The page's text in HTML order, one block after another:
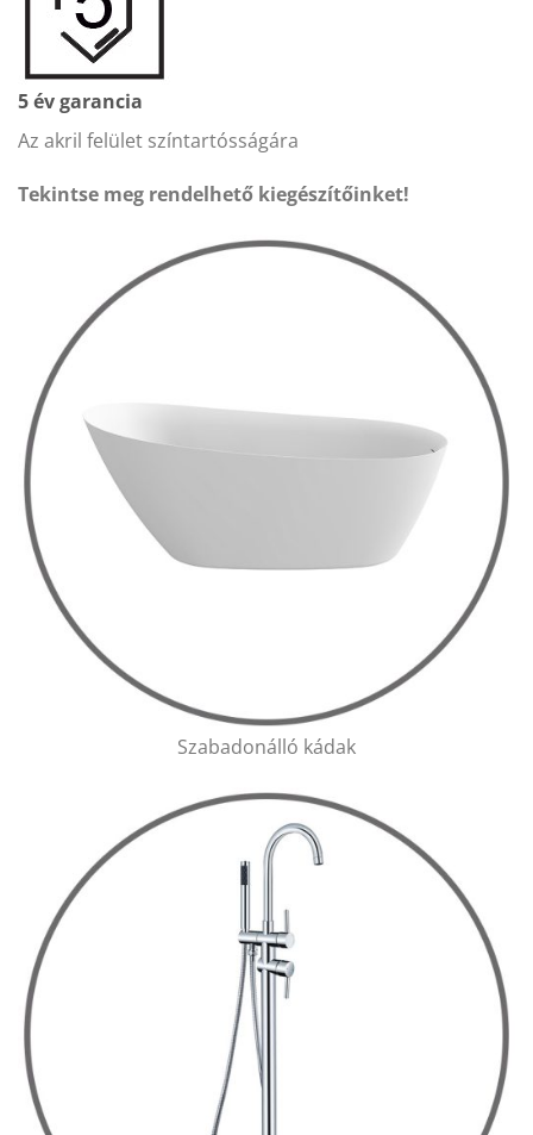
5 év garancia
Az akril felület színtartósságára
Tekintse meg rendelhető kiegészítőinket!
Szabadonálló kádak